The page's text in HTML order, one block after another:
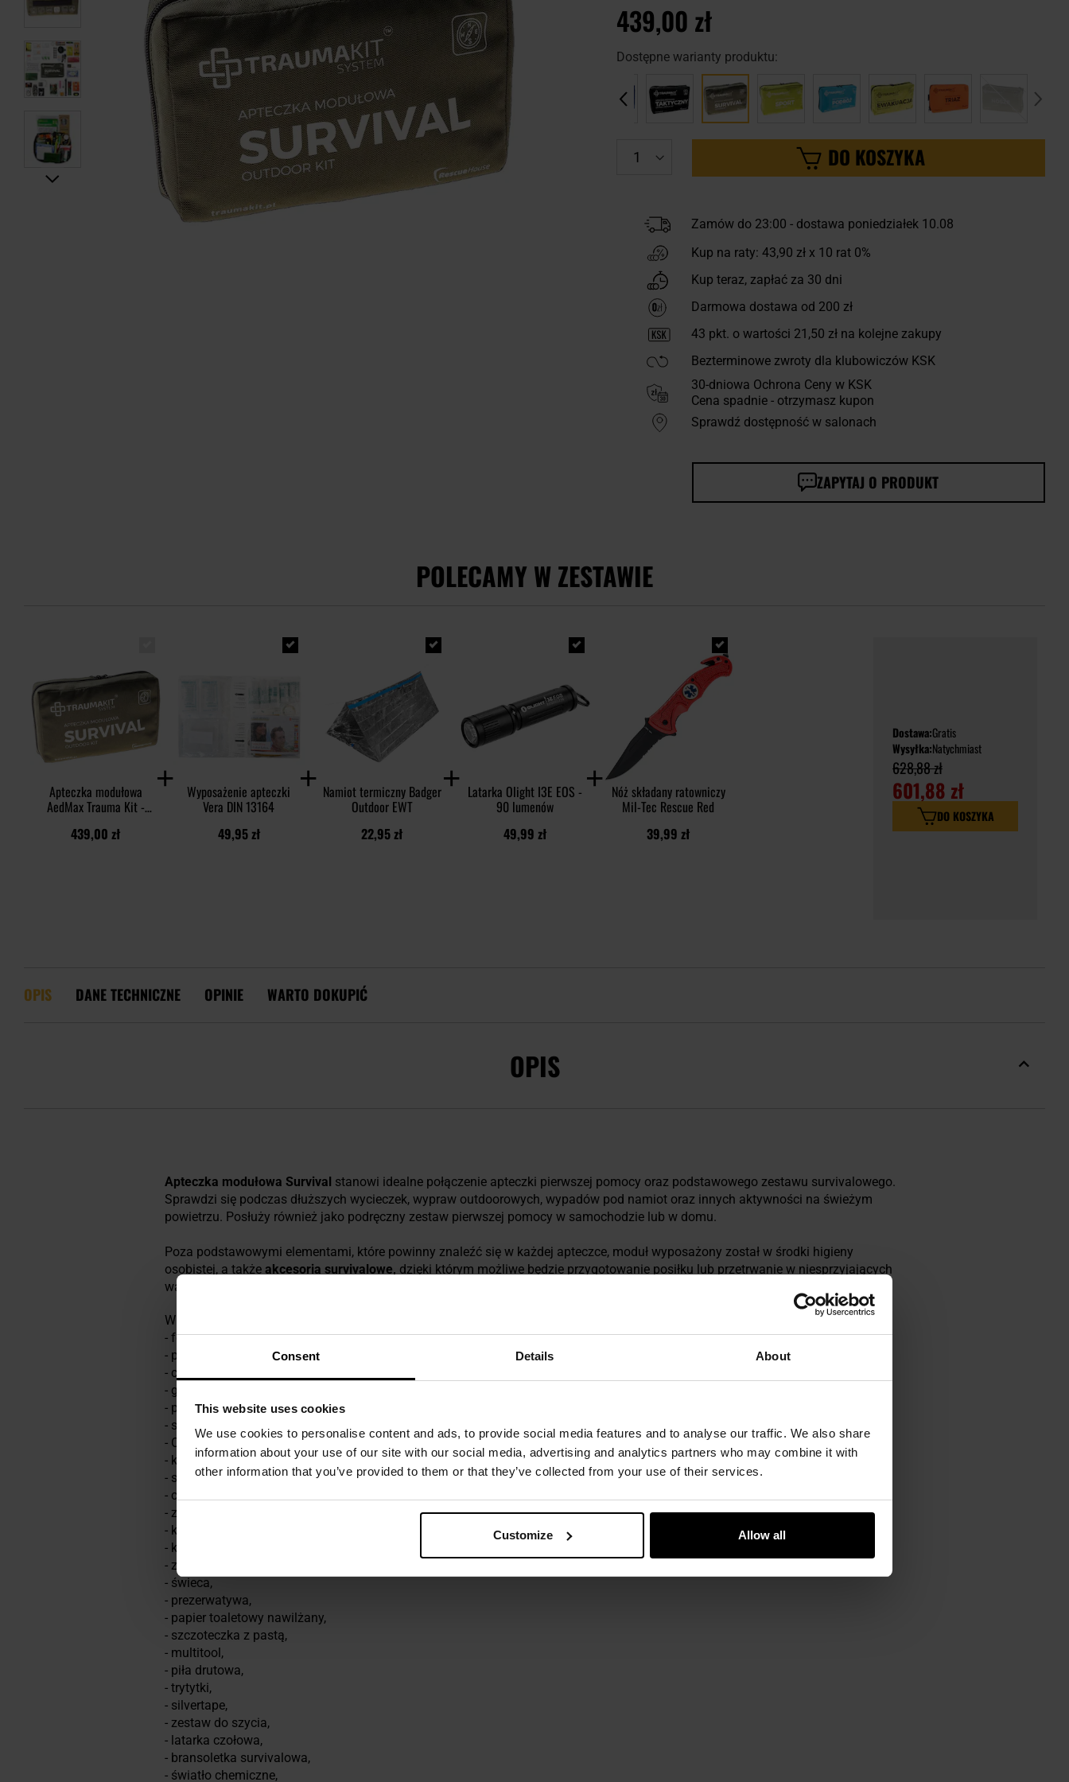
Consent Details About
This website uses cookies
We use cookies to personalise content and ads, to provide social media features and to analyse our traffic. We also share
information about your use of our site with our social media, advertising and analytics partners who may combine it with
other information that you’ve provided to them or that they’ve collected from your use of their services.
Customize Allow all
439,00 zł
Dostępne warianty produktu:
DO KOSZYKA
Zamów do 23:00 - dostawa poniedziałek 10.08
Kup na raty: 43,90 złx 10 rat 0%
Kup teraz, zapłać za 30 dni
Darmowa dostawa od 200 zł
43 pkt. o wartości 21,50 złna kolejne zakupy
Bezterminowe zwroty dla klubowiczów KSK
30-dniowa Ochrona Ceny w KSK
Cena spadnie - otrzymasz kupon
Sprawdź dostępność w salonach
ZAPYTAJ O PRODUKT
POLECAMY W ZESTAWIE
Apteczka modułowa
AedMax Trauma Kit -
439,00 zł
Wyposażenie apteczki
Vera DIN 13164
49,95 zł
Namiot termiczny Badger
Outdoor EWT
22,95 zł
Latarka Olight I3E EOS -
90 lumenów
49,99 zł
Nóż składany ratowniczy
Mil-Tec Rescue Red
39,99 zł
Dostawa:Gratis
Wysyłka:Natychmiast
628,88 zł
601,88 zł
DO KOSZYKA
OPIS DANE TECHNICZNE OPINIE WARTO DOKUPIĆ
OPIS
Apteczka modułowa Survival stanowi idealne połączenie apteczki pierwszej pomocy oraz podstawowego zestawu survivalowego.
Sprawdzi się podczas dłuższych wycieczek, wypraw outdoorowych, wypadów pod namiot oraz innych aktywności na świeżym
powietrzu. Posłuży również jako podręczny zestaw pierwszej pomocy w samochodzie lub w domu.
Poza podstawowymi elementami, które powinny znaleźć się w każdej apteczce, moduł wyposażony został w środki higieny
osobistej, a także akcesoria survivalowe, dzięki którym możliwe będzie przygotowanie posiłku lub przetrwanie w niesprzyjających
warunkach.
W zestawie
- folia NRC
- plastry,
- chusteczki do dezynfekcji,
- gaziki,
- plaster na pęcherze,
- sól fizjologiczna,
- Octenisan,
- kuchenka tabletkowa,
- saszetki kawy,
- cukierki kawowe,
- zestaw wędkarski,
- kubek składany,
- krzesiwo,
- zapalniczka,
- świeca,
- prezerwatywa,
- papier toaletowy nawilżany,
- szczoteczka z pastą,
- multitool,
- piła drutowa,
- trytytki,
- silvertape,
- zestaw do szycia,
- latarka czołowa,
- bransoletka survivalowa,
- światło chemiczne,